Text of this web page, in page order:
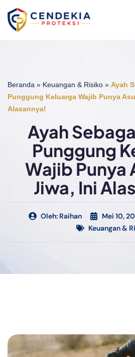
Beranda » Keuangan & Risiko » Ayah
Punggung Keluarga Wajib Punya
Alasannya!
Ayah
Punggung
Wajib Punya
Jiwa, Ini
Oleh:Raihan Mei 10,
Keuangan &